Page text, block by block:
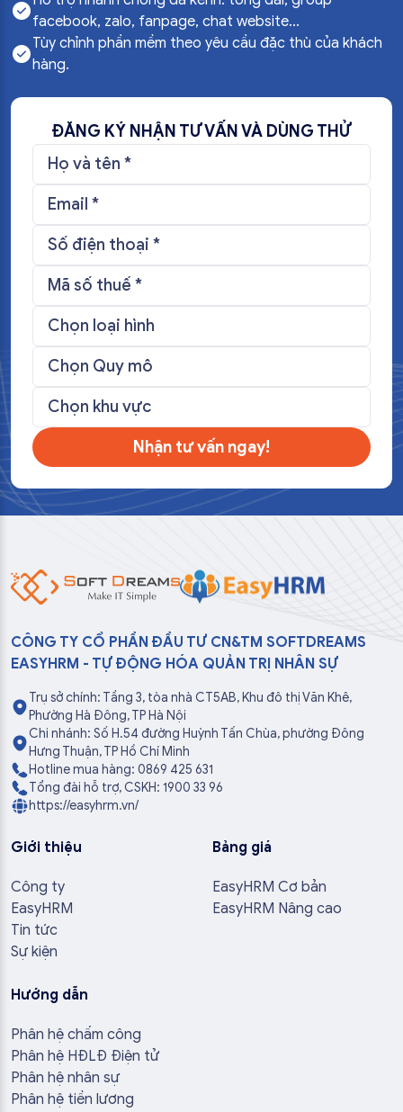
facebook, zalo, fanpage, chat website...
Tùy chỉnh phần mềm theo yêu cầu đặc thù của khách
hàng.
ĐĂNG KÝ NHẬN TƯ VẤN VÀ DÙNG THỬ
Nhận tư vấn ngay!
CÔNG TY CỔ PHẦN ĐẦU TƯ CN&TM SOFTDREAMS
EASYHRM - TỰ ĐỘNG HÓA QUẢN TRỊ NHÂN SỰ
Trụ sở chính: Tầng 3, tòa nhà CT5AB, Khu đô thị Văn Khê,
Phường Hà Đông, TP Hà Nội
Chi nhánh: Số H.54 đường Huỳnh Tấn Chùa, phường Đông
Hưng Thuận, TP Hồ Chí Minh
Hotline mua hàng: 0869 425 631
Tổng đài hỗ trợ, CSKH: 1900 33 96
https://easyhrm.vn/
Giới thiệu
Công ty
EasyHRM
Tin tức
Sự kiện
Bảng giá
EasyHRM Cơ bản
EasyHRM Nâng cao
Hướng dẫn
Phân hệ chấm công
Phân hệ HĐLĐ Điện tử
Phân hệ nhân sự
Phân hệ tiền lương